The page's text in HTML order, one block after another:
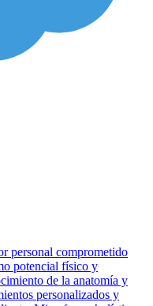
personal comprometido
potencial físico y
de la anatomía y
personalizados y